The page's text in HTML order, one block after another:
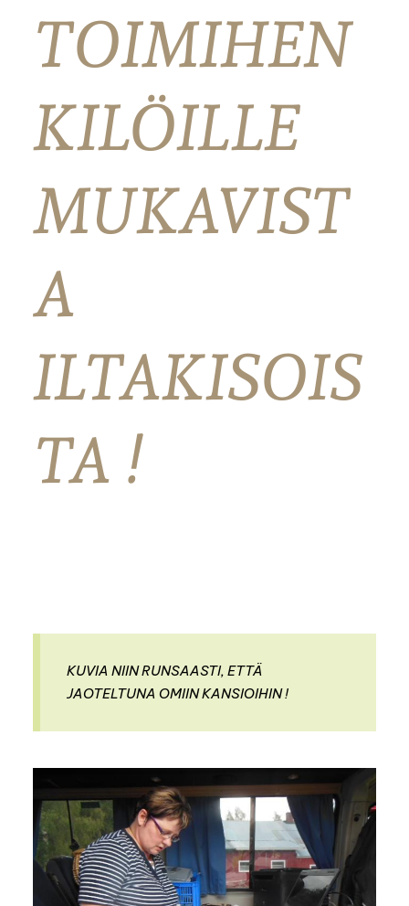
TOIMIHEN
KILÖILLE
MUKAVIST
A
ILTAKISOIS
TA !
KUVIA NIIN RUNSAASTI, ETTÄ
JAOTELTUNA OMIIN KANSIOIHIN !